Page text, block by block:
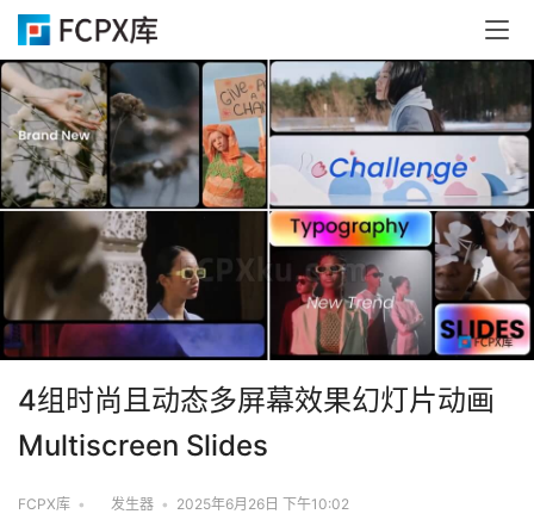
4组时尚且动态多屏幕效果幻灯片动画
Multiscreen Slides
FCPX库 • 发生器 • 2025年6月26日 下午10:02